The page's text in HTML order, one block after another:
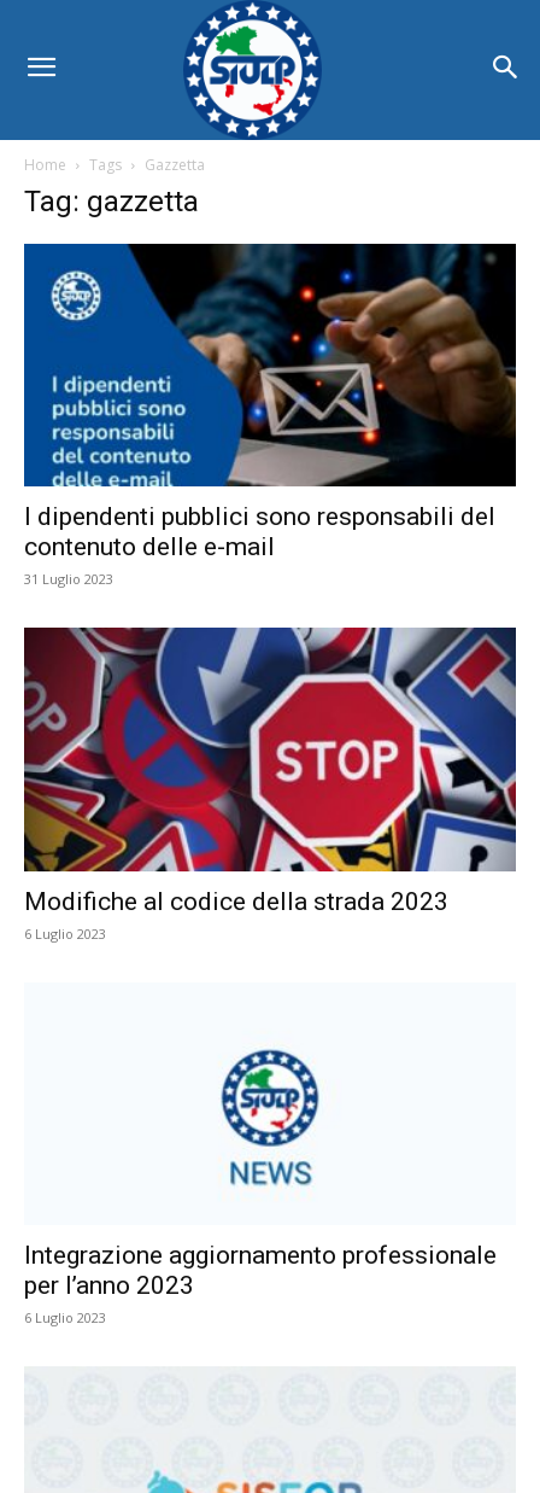
Home Tags Gazzetta
Tag: gazzetta
I dipendenti pubblici sono responsabili del
contenuto delle e-mail
31 Luglio 2023
Modifiche al codice della strada 2023
6 Luglio 2023
Integrazione aggiornamento professionale
per l’anno 2023
6 Luglio 2023